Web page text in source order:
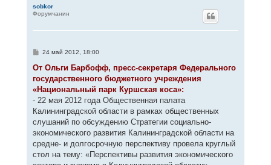
sobkor
Форумчанин
С
о
щ
е
и
е
24 май 2012, 18:00
От Ольги Барбофф, пресс-секретаря Федерального
государственного бюджетного учреждения
«Национальный парк Куршская коса»:
- 22 мая 2012 года Общественная палата
Калининградской области в рамках общественных
слушаний по обсуждению Стратегии социально-
экономического развития Калининградской области на
средне- и долгосрочную перспективу провела круглый
стол на тему: «Перспективы развития экономического